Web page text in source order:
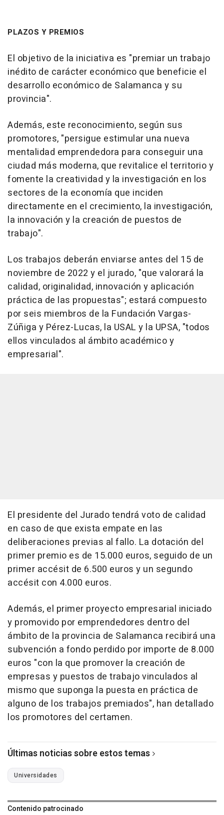
PLAZOS Y PREMIOS
El objetivo de la iniciativa es "premiar un trabajo
inédito de carácter económico que beneficie el
desarrollo económico de Salamanca y su
provincia".
Además, este reconocimiento, según sus
promotores, "persigue estimular una nueva
mentalidad emprendedora para conseguir una
ciudad más moderna, que revitalice el territorio y
fomente la creatividad y la investigación en los
sectores de la economía que inciden
directamente en el crecimiento, la investigación,
la innovación y la creación de puestos de
trabajo".
Los trabajos deberán enviarse antes del 15 de
noviembre de 2022 y el jurado, "que valorará la
calidad, originalidad, innovación y aplicación
práctica de las propuestas"; estará compuesto
por seis miembros de la Fundación Vargas-
Zúñiga y Pérez-Lucas, la USAL y la UPSA, "todos
ellos vinculados al ámbito académico y
empresarial".
El presidente del Jurado tendrá voto de calidad
en caso de que exista empate en las
deliberaciones previas al fallo. La dotación del
primer premio es de 15.000 euros, seguido de un
primer accésit de 6.500 euros y un segundo
accésit con 4.000 euros.
Además, el primer proyecto empresarial iniciado
y promovido por emprendedores dentro del
ámbito de la provincia de Salamanca recibirá una
subvención a fondo perdido por importe de 8.000
euros "con la que promover la creación de
empresas y puestos de trabajo vinculados al
mismo que suponga la puesta en práctica de
alguno de los trabajos premiados", han detallado
los promotores del certamen.
Últimas noticias sobre estos temas
Universidades
Contenido patrocinado